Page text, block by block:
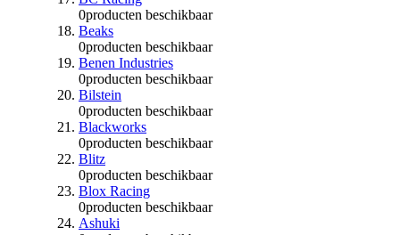
0producten beschikbaar
Beaks
0producten beschikbaar
Benen Industries
0producten beschikbaar
Bilstein
0producten beschikbaar
Blackworks
0producten beschikbaar
Blitz
0producten beschikbaar
Blox Racing
0producten beschikbaar
Ashuki